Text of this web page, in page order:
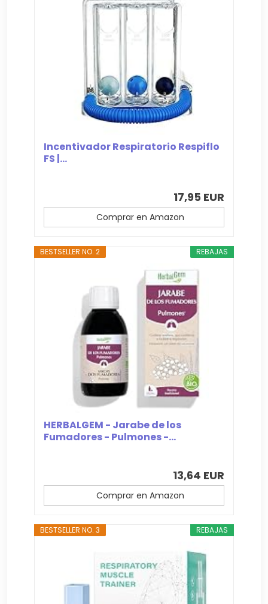
Incentivador Respiratorio Respiflo
FS |...
17,95 EUR
Comprar en Amazon
REBAJAS
BESTSELLER NO. 2
HERBALGEM - Jarabe de los
Fumadores - Pulmones -...
13,64 EUR
Comprar en Amazon
REBAJAS
BESTSELLER NO. 3